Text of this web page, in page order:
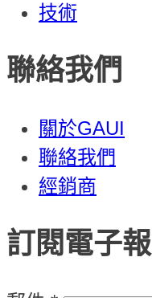
技術
聯絡我們
關於GAUI
聯絡我們
經銷商
訂閱電子報